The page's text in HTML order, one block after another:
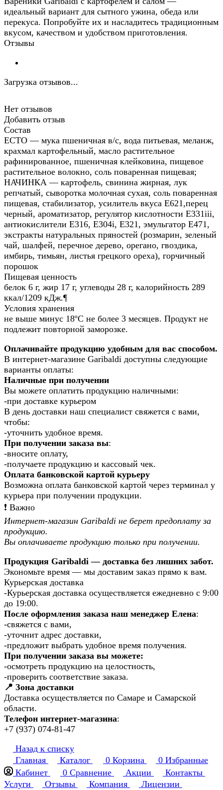
идеальный вариант для сытного ужина, обеда или
перекуса. Попробуйте их и насладитесь традиционным
вкусом, качеством и удобством приготовления.
Отзывы
Загрузка отзывов...
Нет отзывов
Добавить отзыв
Состав
ЕСТО — мука пшеничная в/с, вода питьевая, меланж,
крахмал картофельный, масло растительное
рафинированное, пшеничная клейковина, пищевое
растительное волокно, соль поваренная пищевая;
НАЧИНКА — картофель, свинина жирная, лук
репчатый, сыворотка молочная сухая, соль поваренная
пищевая, стабилизатор, усилитель вкуса Е621,перец
черный, ароматизатор, регулятор кислотности Е331iii,
антиокислители Е316, Е304i, Е321, эмульгатор Е471,
экстракты натуральных пряностей (розмарин, зеленый
чай, шалфей, перечное дерево, орегано, гвоздика,
имбирь, тимьян, листья грецкого ореха), горчичный
порошок
Пищевая ценность
белок 6 г, жир 17 г, углеводы 28 г, калорийность 289
ккал/1209 кДж.¶
Условия хранения
не выше минус 18ºС не более 3 месяцев. Продукт не
подлежит повторной заморозке.
Оплачивайте продукцию удобным для вас способом.
В интернет-магазине Garibaldi доступны следующие
варианты оплаты:
Наличные при получении
Вы можете оплатить продукцию наличными:
-при доставке курьером
В день доставки наш специалист свяжется с вами,
чтобы:
-уточнить удобное время.
При получении заказа вы:
-вносите оплату,
-получаете продукцию и кассовый чек.
Оплата банковской картой курьеру
Возможна оплата банковской картой через терминал у
курьера при получении продукции.
❗️ Важно
Интернет-магазин Garibaldi не берет предоплату за
продукцию.
Вы оплачиваете продукцию только при получении.
Продукция Garibaldi — доставка без лишних забот.
Экономьте время — мы доставим заказ прямо к вам.
Курьерская доставка
-Курьерская доставка осуществляется ежедневно с 9:00
до 19:00.
После оформления заказа наш менеджер Елена:
-свяжется с вами,
-уточнит адрес доставки,
-предложит выбрать удобное время получения.
При получении заказа вы можете:
-осмотреть продукцию на целостность,
-проверить соответствие заказа.
📍 Зона доставки
Доставка осуществляется по Самаре и Самарской
области.
Телефон интернет-магазина:
+7 (937) 074-81-47
Назад к списку
Главная
Каталог 0 Корзина 0 Избранные
Кабинет
0 Сравнение Акции
Контакты
Услуги
Отзывы Компания Лицензии